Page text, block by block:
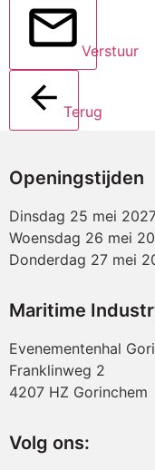
Verstuur
Terug
Openingstijden
Dinsdag 25 mei
Woensdag 26 mei
Donderdag 27 mei
Maritime
Evenementenhal
Franklinweg 2
4207 HZ Gorinchem
Volg ons: